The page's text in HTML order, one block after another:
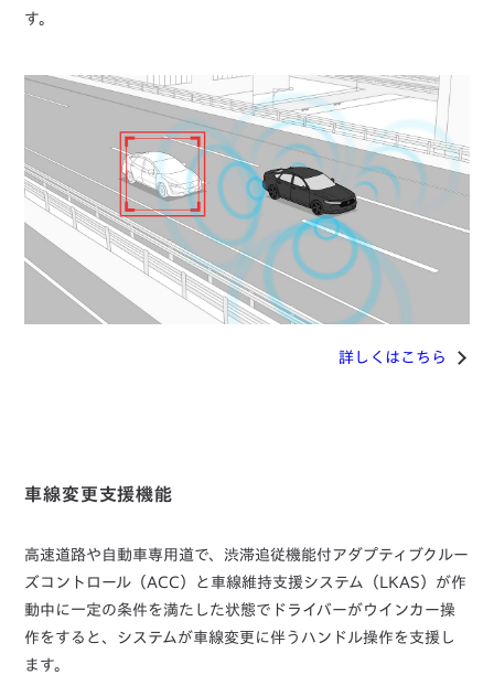
す。
詳しくはこちら
車線変更支援機能
高速道路や自動車専用道で、渋滞追従機能付アダプティブクルー
ズコントロール（ACC）と車線維持支援システム（LKAS）が作
動中に一定の条件を満たした状態でドライバーがウインカー操
作をすると、システムが車線変更に伴うハンドル操作を支援し
ます。